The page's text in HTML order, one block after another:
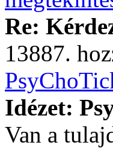
Re:
13887.
Idézet:
Van a